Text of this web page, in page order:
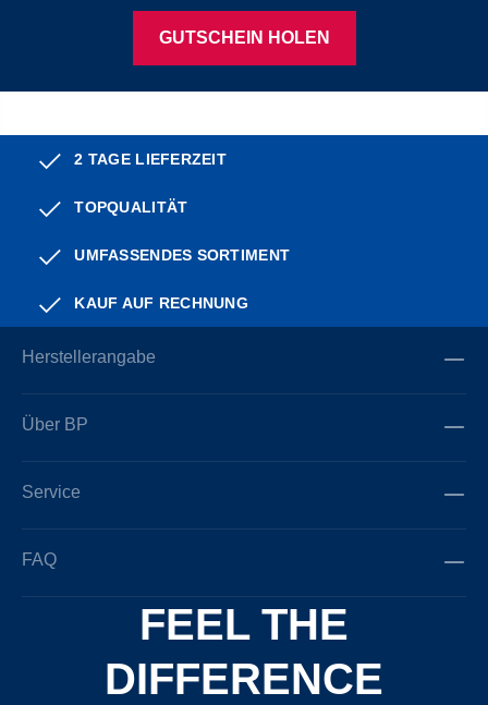
GUTSCHEIN HOLEN
2 TAGE LIEFERZEIT
TOPQUALITÄT
UMFASSENDES SORTIMENT
KAUF AUF RECHNUNG
Herstellerangabe
Über BP
Service
FAQ
FEEL THE
DIFFERENCE